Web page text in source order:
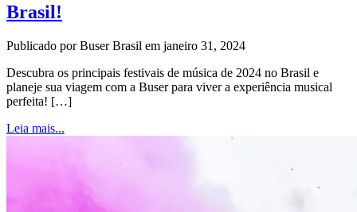
Brasil!
Publicado por Buser Brasil em janeiro 31, 2024
Descubra os principais festivais de música de 2024 no Brasil e
planeje sua viagem com a Buser para viver a experiência musical
perfeita! […]
Leia mais...